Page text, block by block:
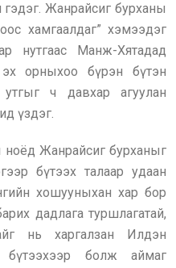
Жанрайсиг бурханы
хамгаалдаг” хэмээдэг
нутгаас Манж-Хятадад
орныхоо бүрэн бүтэн
ч давхар агуулан
үздэг.
ноёд Жанрайсиг бурханыг
бүтээх талаар удаан
хошууныхан хар бор
дадлага туршлагатай,
нь харгалзан Илдэн
бүтээхээр болж аймаг